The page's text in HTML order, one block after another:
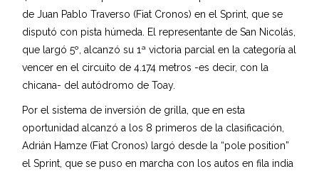
de Juan Pablo Traverso (Fiat Cronos) en el Sprint, que se
disputó con pista húmeda. El representante de San Nicolás,
que largó 5º, alcanzó su 1ª victoria parcial en la categoría al
vencer en el circuito de 4.174 metros -es decir, con la
chicana- del autódromo de Toay.
Por el sistema de inversión de grilla, que en esta
oportunidad alcanzó a los 8 primeros de la clasificación,
Adrián Hamze (Fiat Cronos) largó desde la “pole position”
el Sprint, que se puso en marcha con los autos en fila india